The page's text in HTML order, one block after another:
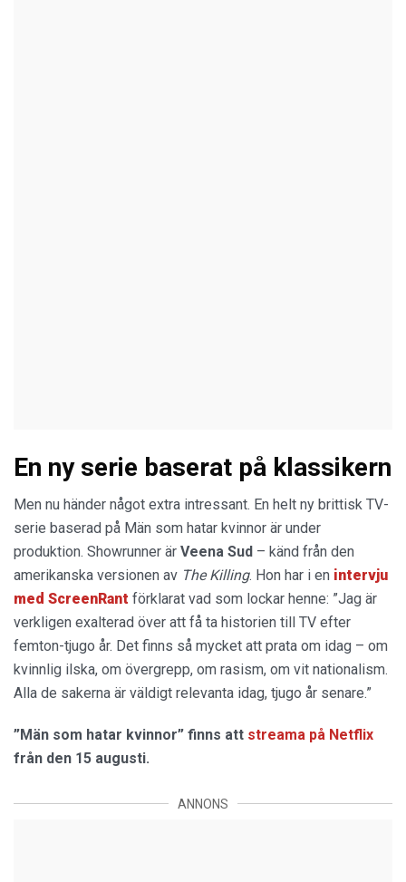
En ny serie baserat på klassikern
Men nu händer något extra intressant. En helt ny brittisk TV-
serie baserad på Män som hatar kvinnor är under
produktion. Showrunner är Veena Sud – känd från den
amerikanska versionen av The Killing. Hon har i en intervju
med ScreenRant förklarat vad som lockar henne: ”Jag är
verkligen exalterad över att få ta historien till TV efter
femton-tjugo år. Det finns så mycket att prata om idag – om
kvinnlig ilska, om övergrepp, om rasism, om vit nationalism.
Alla de sakerna är väldigt relevanta idag, tjugo år senare.”
”Män som hatar kvinnor” finns att streama på Netflix
från den 15 augusti.
ANNONS